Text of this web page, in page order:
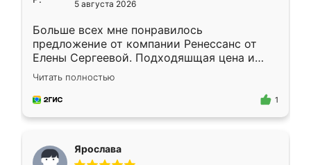
5 августа 2026
Больше всех мне понравилось
предложение от компании Ренессанс от
Елены Сергеевой. Подходяшщая цена и
короткие сроки изготовления. Приехавший
для замера сотрудник Владислав
предложил по моему эскизу самый
Читать полностью
1
Ярослава